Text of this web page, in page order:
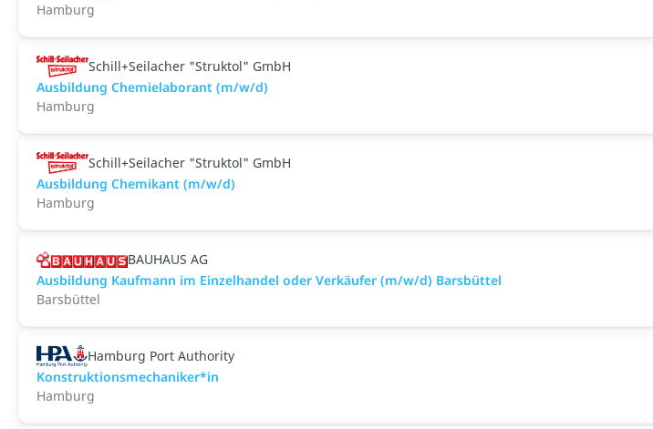
Hamburg
Schill+Seilacher "Struktol" GmbH
Ausbildung Chemielaborant (m/w/d)
Hamburg
Schill+Seilacher "Struktol" GmbH
Ausbildung Chemikant (m/w/d)
Hamburg
BAUHAUS AG
Ausbildung Kaufmann im Einzelhandel oder Verkäufer (m/w/d) Barsbüttel
Barsbüttel
Hamburg Port Authority
Konstruktionsmechaniker*in
Hamburg